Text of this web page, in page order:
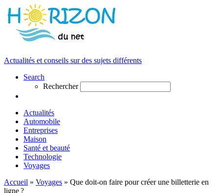
Actualités et conseils sur des sujets différents
Search
Rechercher
Actualités
Automobile
Entreprises
Maison
Santé et beauté
Technologie
Voyages
Accueil » Voyages » Que doit-on faire pour créer une billetterie en
ligne ?